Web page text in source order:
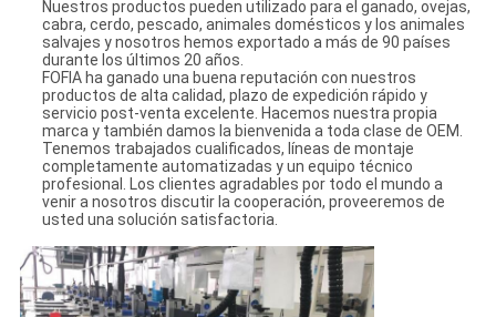
Nuestros productos pueden utilizado para el ganado, ovejas,
cabra, cerdo, pescado, animales domésticos y los animales
salvajes y nosotros hemos exportado a más de 90 países
durante los últimos 20 años.
FOFIA ha ganado una buena reputación con nuestros
productos de alta calidad, plazo de expedición rápido y
servicio post-venta excelente. Hacemos nuestra propia
marca y también damos la bienvenida a toda clase de OEM.
Tenemos trabajados cualificados, líneas de montaje
completamente automatizadas y un equipo técnico
profesional. Los clientes agradables por todo el mundo a
venir a nosotros discutir la cooperación, proveeremos de
usted una solución satisfactoria.